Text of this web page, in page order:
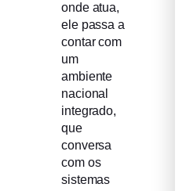
onde atua,
ele passa a
contar com
um
ambiente
nacional
integrado,
que
conversa
com os
sistemas